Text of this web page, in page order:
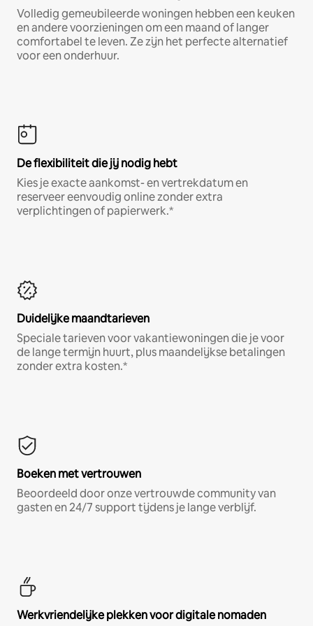
Volledig gemeubileerde woningen hebben een keuken
en andere voorzieningen om een maand of langer
comfortabel te leven. Ze zijn het perfecte alternatief
voor een onderhuur.
De flexibiliteit die jij nodig hebt
Kies je exacte aankomst- en vertrekdatum en
reserveer eenvoudig online zonder extra
verplichtingen of papierwerk.*
Duidelijke maandtarieven
Speciale tarieven voor vakantiewoningen die je voor
de lange termijn huurt, plus maandelijkse betalingen
zonder extra kosten.*
Boeken met vertrouwen
Beoordeeld door onze vertrouwde community van
gasten en 24/7 support tijdens je lange verblijf.
Werkvriendelijke plekken voor digitale nomaden